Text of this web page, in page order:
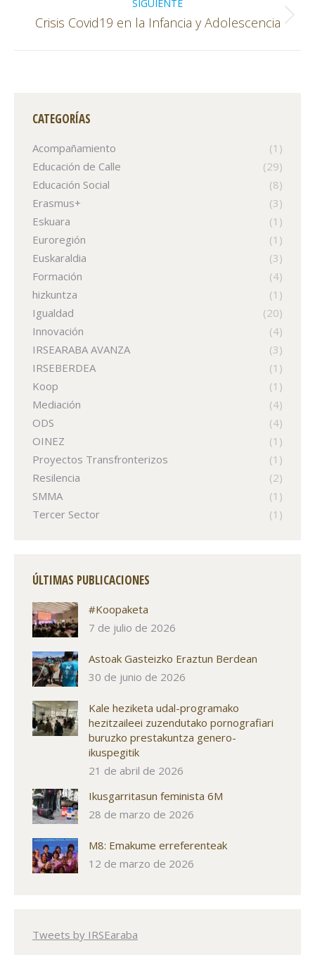
SIGUIENTE
Publicación
Crisis Covid19 en la Infancia y Adolescencia
CATEGORÍAS
Acompañamiento
(1)
Educación de Calle
(29)
Educación Social
(8)
Erasmus+
(3)
Eskuara
(1)
Euroregión
(1)
Euskaraldia
(3)
Formación
(4)
hizkuntza
(1)
Igualdad
(20)
Innovación
(4)
IRSEARABA AVANZA
(3)
IRSEBERDEA
(1)
Koop
(1)
Mediación
(4)
ODS
(4)
OINEZ
(1)
Proyectos Transfronterizos
(1)
Resilencia
(2)
SMMA
(1)
Tercer Sector
(1)
ÚLTIMAS PUBLICACIONES
#Koopaketa
7 de julio de 2026
Astoak Gasteizko Eraztun Berdean
30 de junio de 2026
Kale heziketa udal-programako
hezitzaileei zuzendutako pornografiari
buruzko prestakuntza genero-
ikuspegitik
21 de abril de 2026
Ikusgarritasun feminista 6M
28 de marzo de 2026
M8: Emakume erreferenteak
12 de marzo de 2026
Tweets by IRSEaraba